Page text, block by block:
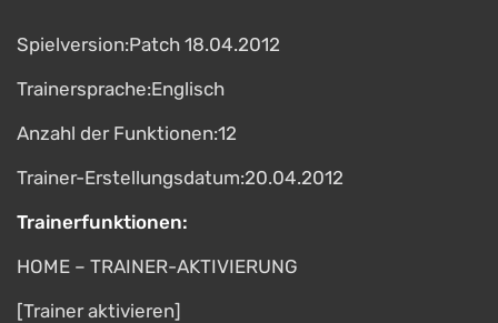
Spielversion:Patch 18.04.2012
Trainersprache:Englisch
Anzahl der Funktionen:12
Trainer-Erstellungsdatum:20.04.2012
Trainerfunktionen:
HOME – TRAINER-AKTIVIERUNG
[Trainer aktivieren]